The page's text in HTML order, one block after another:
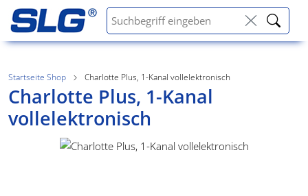
Startseite Shop Charlotte Plus, 1-Kanal vollelektronisch
Charlotte Plus, 1-Kanal
vollelektronisch